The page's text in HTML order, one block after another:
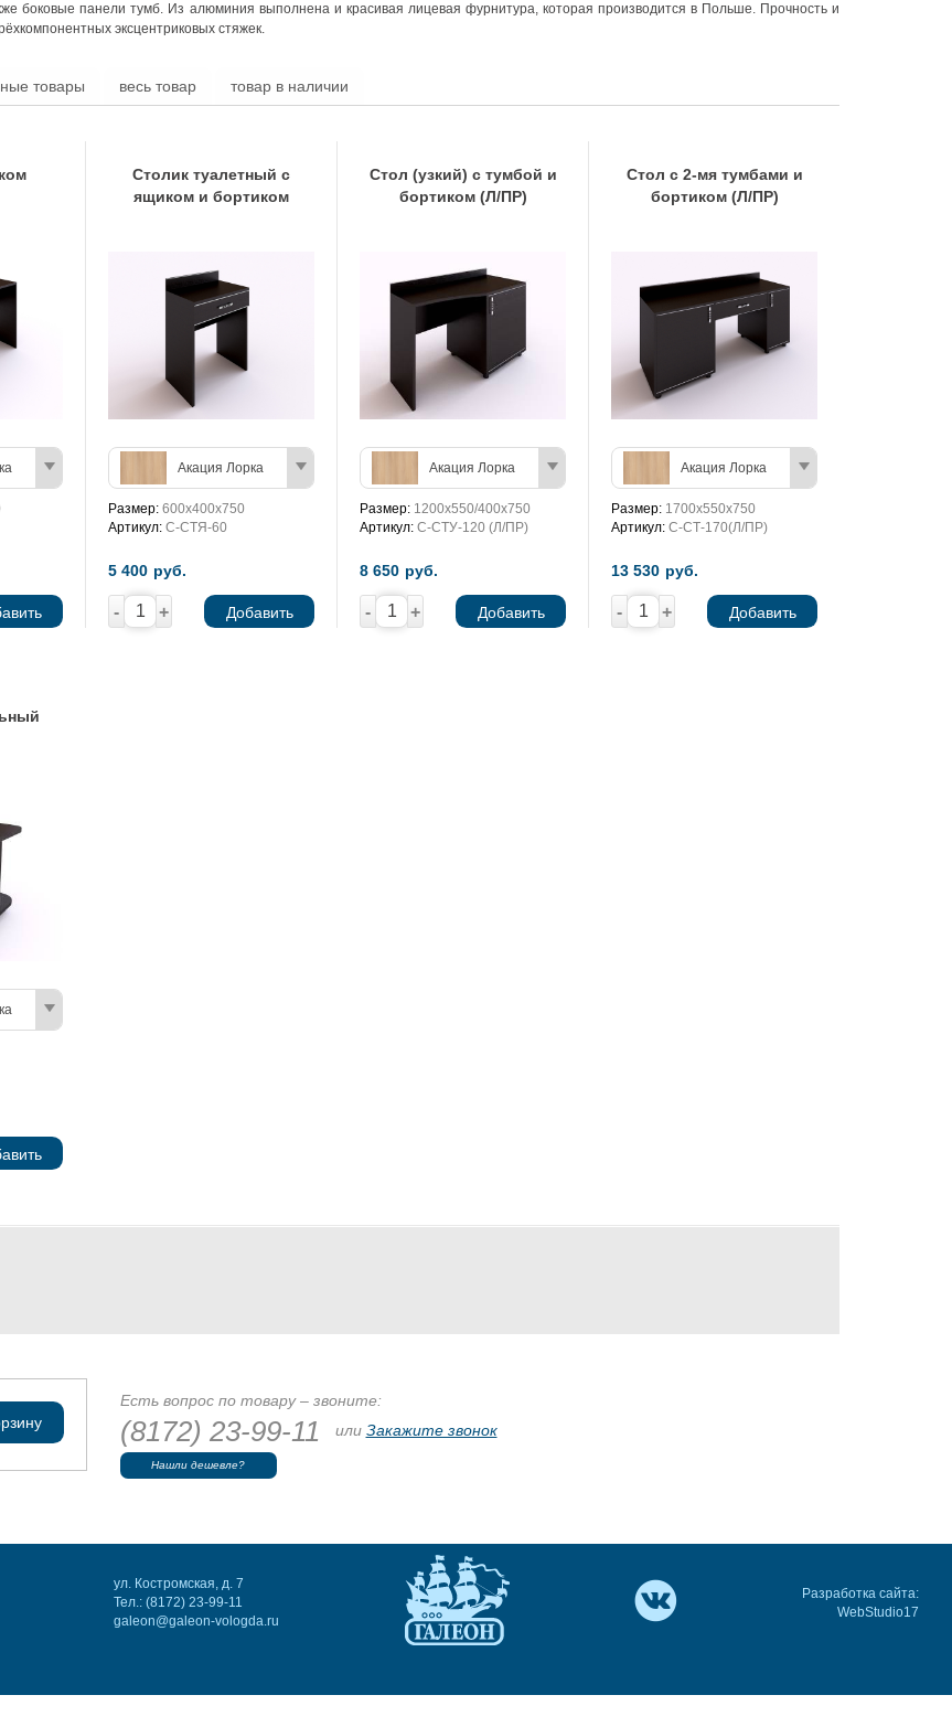
боковые панели тумб. Из алюминия выполнена и красивая лицевая фурнитура, которая производится в Польше. Прочность и
эксцентриковых стяжек.
товары весь товар товар в наличии
Столик туалетный с
ящиком и бортиком
Акация Лорка
Размер: 600х400х750
Артикул: С-СТЯ-60
5 400 руб.
- + Добавить
Стол (узкий) с тумбой и
бортиком (Л/ПР)
Акация Лорка
Размер: 1200х550/400х750
Артикул: С-СТУ-120 (Л/ПР)
8 650 руб.
- + Добавить
Стол с 2-мя тумбами и
бортиком (Л/ПР)
Акация Лорка
Размер: 1700х550х750
Артикул: С-СТ-170(Л/ПР)
13 530 руб.
- + Добавить
Есть вопрос по товару – звоните:
(8172) 23-99-11 или Закажите звонок
Нашли дешевле?
ул. Костромская, д. 7
Тел.: (8172) 23-99-11
galeon@galeon-vologda.ru
Разработка сайта:
WebStudio17